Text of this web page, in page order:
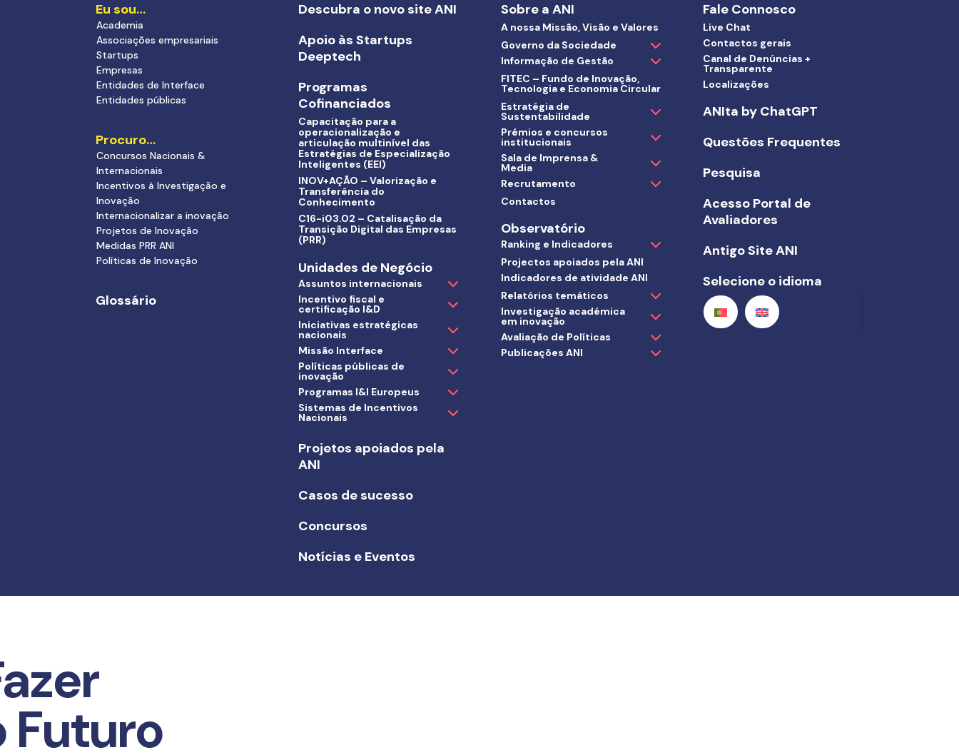
Eu sou…
Academia
Associações empresariais
Startups
Empresas
Entidades de Interface
Entidades públicas
Procuro…
Concursos Nacionais &
Internacionais
Incentivos à Investigação e
Inovação
Internacionalizar a inovação
Projetos de Inovação
Medidas PRR ANI
Políticas de Inovação
Glossário
Descubra o novo site ANI
Apoio às Startups
Deeptech
Programas
Cofinanciados
Capacitação para a
operacionalização e
articulação multinível das
Estratégias de Especialização
Inteligentes (EEI)
INOV+AÇÃO – Valorização e
Transferência do
Conhecimento
C16-i03.02 – Catalisação da
Transição Digital das Empresas
(PRR)
Unidades de Negócio
Assuntos internacionais
Incentivo fiscal e
certificação I&D
Iniciativas estratégicas
nacionais
Missão Interface
Políticas públicas de
inovação
Programas I&I Europeus
Sistemas de Incentivos
Nacionais
Projetos apoiados pela
ANI
Casos de sucesso
Concursos
Notícias e Eventos
Sobre a ANI
A nossa Missão, Visão e Valores
Governo da Sociedade
Informação de Gestão
FITEC – Fundo de Inovação,
Tecnologia e Economia Circular
Estratégia de
Sustentabilidade
Prémios e concursos
institucionais
Sala de Imprensa &
Media
Recrutamento
Contactos
Observatório
Ranking e Indicadores
Projectos apoiados pela ANI
Indicadores de atividade ANI
Relatórios temáticos
Investigação académica
em inovação
Avaliação de Políticas
Publicações ANI
Fale Connosco
Live Chat
Contactos gerais
Canal de Denúncias +
Transparente
Localizações
ANIta by ChatGPT
Questões Frequentes
Pesquisa
Acesso Portal de
Avaliadores
Antigo Site ANI
Selecione o idioma
Futuro